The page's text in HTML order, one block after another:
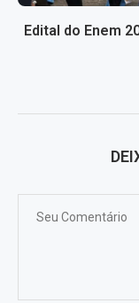
Edital do Enem